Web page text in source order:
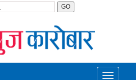
GO
Toggle